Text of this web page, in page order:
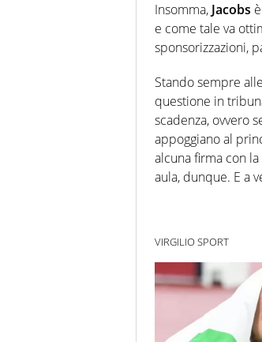
Insomma, Jacobs
e come tale va
sponsorizzazioni,
Stando sempre
questione in
scadenza, ovvero
appoggiano al
alcuna firma con la
aula, dunque. E a
VIRGILIO SPORT